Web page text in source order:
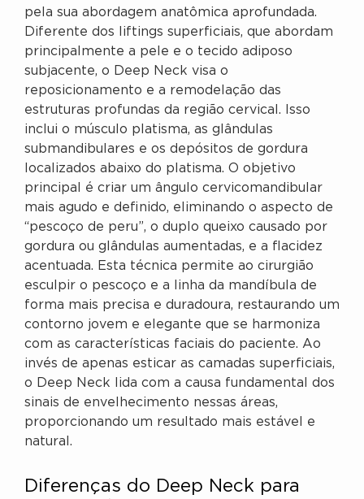
pela sua abordagem anatômica aprofundada.
Diferente dos liftings superficiais, que abordam
principalmente a pele e o tecido adiposo
subjacente, o Deep Neck visa o
reposicionamento e a remodelação das
estruturas profundas da região cervical. Isso
inclui o músculo platisma, as glândulas
submandibulares e os depósitos de gordura
localizados abaixo do platisma. O objetivo
principal é criar um ângulo cervicomandibular
mais agudo e definido, eliminando o aspecto de
“pescoço de peru”, o duplo queixo causado por
gordura ou glândulas aumentadas, e a flacidez
acentuada. Esta técnica permite ao cirurgião
esculpir o pescoço e a linha da mandíbula de
forma mais precisa e duradoura, restaurando um
contorno jovem e elegante que se harmoniza
com as características faciais do paciente. Ao
invés de apenas esticar as camadas superficiais,
o Deep Neck lida com a causa fundamental dos
sinais de envelhecimento nessas áreas,
proporcionando um resultado mais estável e
natural.
Diferenças do Deep Neck para